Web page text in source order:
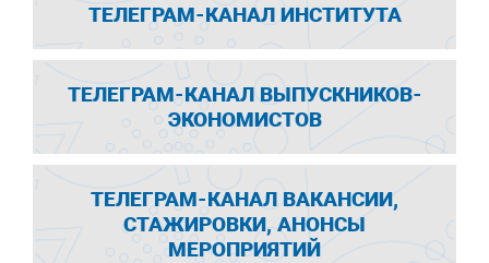
ТЕЛЕГРАМ-КАНАЛ ИНСТИТУТА
ТЕЛЕГРАМ-КАНАЛ ВЫПУСКНИКОВ-
ЭКОНОМИСТОВ
ТЕЛЕГРАМ-КАНАЛ ВАКАНСИИ,
СТАЖИРОВКИ, АНОНСЫ
МЕРОПРИЯТИЙ